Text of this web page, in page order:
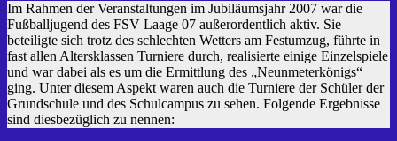
Im Rahmen der Veranstaltungen im Jubiläumsjahr 2007 war die
Fußballjugend des FSV Laage 07 außerordentlich aktiv. Sie
beteiligte sich trotz des schlechten Wetters am Festumzug, führte in
fast allen Altersklassen Turniere durch, realisierte einige Einzelspiele
und war dabei als es um die Ermittlung des „Neunmeterkönigs“
ging. Unter diesem Aspekt waren auch die Turniere der Schüler der
Grundschule und des Schulcampus zu sehen. Folgende Ergebnisse
sind diesbezüglich zu nennen: